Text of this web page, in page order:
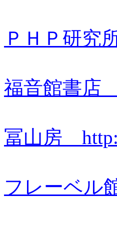
ＰＨＰ研究
福音館書店
冨山房
フレーベル